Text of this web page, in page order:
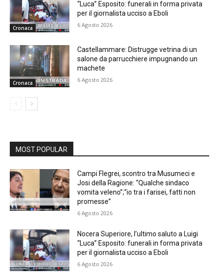
Cronaca
“Luca” Esposito: funerali in forma privata
per il giornalista ucciso a Eboli
6 Agosto 2026
Cronaca
Castellammare: Distrugge vetrina di un
salone da parrucchiere impugnando un
machete
6 Agosto 2026
MOST POPULAR
Campi Flegrei, scontro tra Musumeci e
Josi della Ragione: “Qualche sindaco
vomita veleno”;“io tra i farisei, fatti non
promesse”
6 Agosto 2026
Nocera Superiore, l’ultimo saluto a Luigi
“Luca” Esposito: funerali in forma privata
per il giornalista ucciso a Eboli
6 Agosto 2026